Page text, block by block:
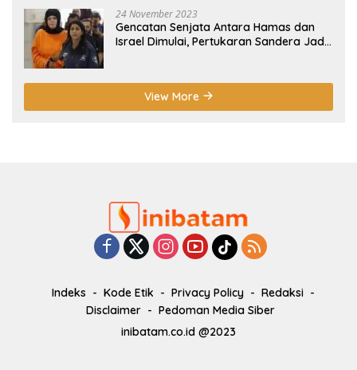
24 November 2023
Gencatan Senjata Antara Hamas dan
Israel Dimulai, Pertukaran Sandera Jadi
View More
Indeks Kode Etik Privacy Policy
Redaksi
Disclaimer
Pedoman Media Siber
inibatam.co.id @2023